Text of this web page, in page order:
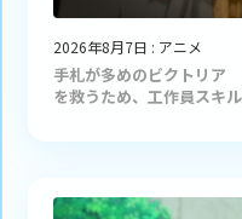
2026年8月7日 : アニメ
手札が多めのビクトリ
を救うため、工作員スキ